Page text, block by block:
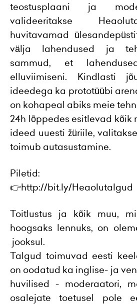
teostusplaani ja
valideeritakse
huvitavamad
välja lahendused ja
sammud, et
elluviimiseni. Kindlasti
ideedega ka prototüübi
on kohapeal abiks meie
24h lõppedes esitlevad kõik
ideed uuesti žüriile,
toimub autasustamine.
Piletid:
👉http://bit.ly/Heaolutalgud
Toitlustus ja kõik muu,
hoogsaks lennuks, on
jooksul.
Talgud toimuvad eesti
on oodatud ka inglise- ja
huvilised - moderaatori,
osalejate toetusel pole